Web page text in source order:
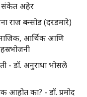
- संकेत अहेर
राज बन्सोड (दरडमारे)
आर्थिक आणि
- डॉ. अनुराधा भोसले
आहोत का? - डॉ. प्रमोद